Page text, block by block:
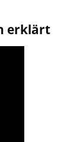
erklärt